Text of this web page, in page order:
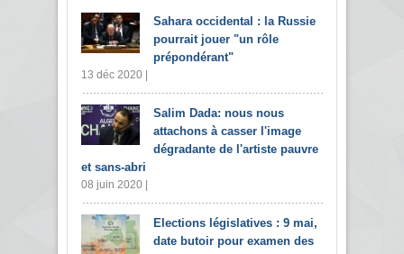
Sahara occidental : la Russie
pourrait jouer "un rôle
prépondérant"
13 déc 2020 |
Salim Dada: nous nous
attachons à casser l'image
dégradante de l'artiste pauvre
et sans-abri
08 juin 2020 |
Elections législatives : 9 mai,
date butoir pour examen des